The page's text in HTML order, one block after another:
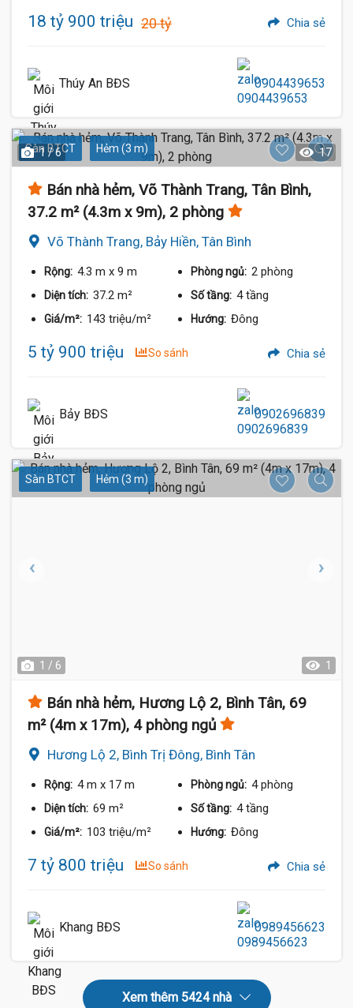
18 tỷ 900 triệu 20 tỷ Chia sẻ
Thúy An BĐS 0904439653
Sàn BTCT Hẻm (3 m)
1 / 6 17
Bán nhà hẻm, Võ Thành Trang, Tân Bình,
37.2 m² (4.3m x 9m), 2 phòng
Võ Thành Trang, Bảy Hiền, Tân Bình
Rộng: 4.3 m x 9 m Phòng ngủ: 2 phòng
Diện tích: 37.2 m² Số tầng: 4 tầng
Giá/m²: 143 triệu/m² Hướng: Đông
5 tỷ 900 triệu So sánh Chia sẻ
Bảy BĐS 0902696839
Sàn BTCT Hẻm (3 m)
1 / 6 1
Bán nhà hẻm, Hương Lộ 2, Bình Tân, 69
m² (4m x 17m), 4 phòng ngủ
Hương Lộ 2, Bình Trị Đông, Bình Tân
Rộng: 4 m x 17 m Phòng ngủ: 4 phòng
Diện tích: 69 m² Số tầng: 4 tầng
Giá/m²: 103 triệu/m² Hướng: Đông
7 tỷ 800 triệu So sánh Chia sẻ
Khang BĐS 0989456623
Xem thêm 5424 nhà